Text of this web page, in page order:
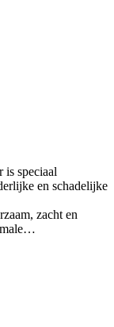
is speciaal
en schadelijke
zacht en